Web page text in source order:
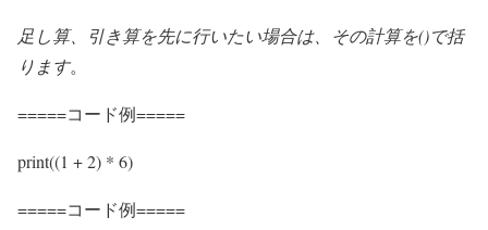
足し算、引き算を先に行いたい場合は、その計算を()で括
ります。
=====コード例=====
print((1 + 2) * 6)
=====コード例=====